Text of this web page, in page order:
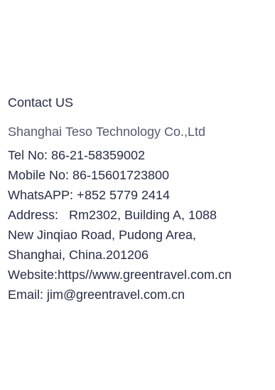
Contact US
Shanghai Teso Technology Co.,Ltd
Tel No: 86-21-58359002
Mobile No: 86-15601723800
WhatsAPP: +852 5779 2414
Address: Rm2302, Building A, 1088
New Jinqiao Road, Pudong Area,
Shanghai, China.201206
Website:https//www.greentravel.com.cn
Email: jim@greentravel.com.cn